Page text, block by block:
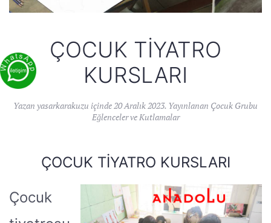
ÇOCUK TIYATRO
KURSLARI
Yazan yasarkarakuzu içinde 20 Aralık 2023. Yayınlanan Çocuk Grubu
Eğlenceler ve Kutlamalar
ÇOCUK TIYATRO KURSLARI
Çocuk